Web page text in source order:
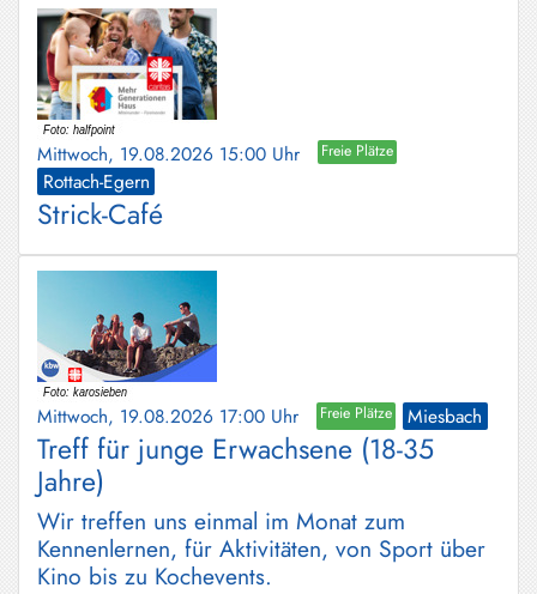
Mittwoch, 19.08.2026 15:00 Uhr Freie Plätze
Rottach-Egern
Strick-Café
Mittwoch, 19.08.2026 17:00 Uhr Freie Plätze Miesbach
Treff für junge Erwachsene (18-35
Jahre)
Wir treffen uns einmal im Monat zum
Kennenlernen, für Aktivitäten, von Sport über
Kino bis zu Kochevents.